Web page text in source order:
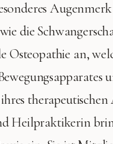
die
Osteopathie an,
Heilpraktikerin